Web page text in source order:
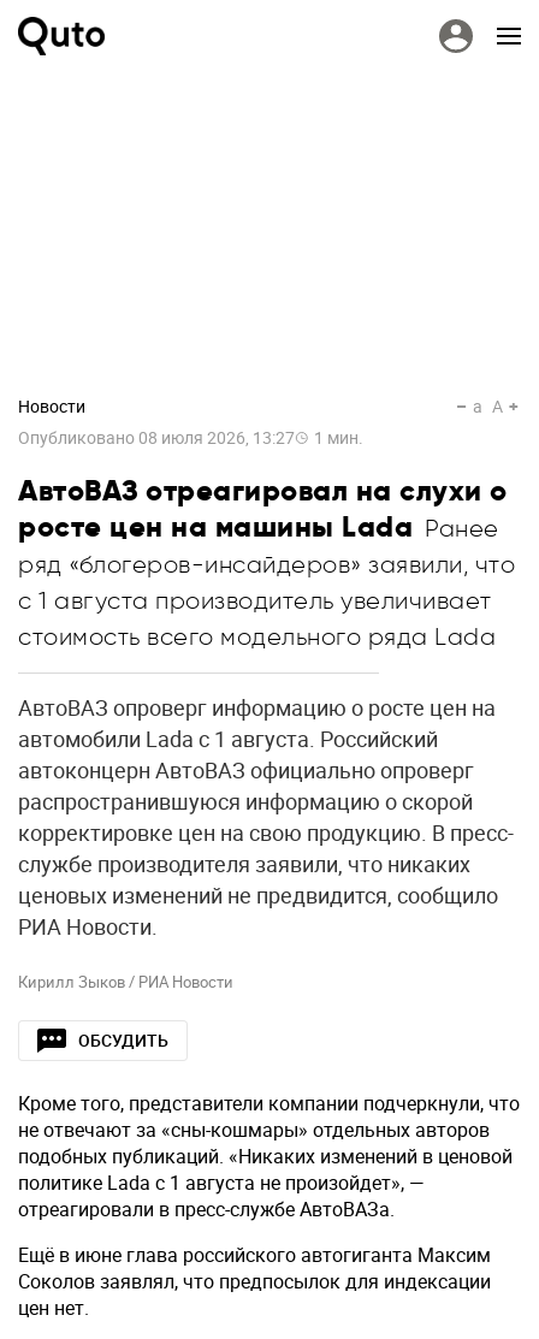
Новости
Опубликовано 08 июля 2026, 13:27 1 мин.
a A
АвтоВАЗ отреагировал на слухи о
росте цен на машины Lada Ранее
ряд «блогеров-инсайдеров» заявили, что
с 1 августа производитель увеличивает
стоимость всего модельного ряда Lada
АвтоВАЗ опроверг информацию о росте цен на
автомобили Lada с 1 августа. Российский
автоконцерн АвтоВАЗ официально опроверг
распространившуюся информацию о скорой
корректировке цен на свою продукцию. В пресс-
службе производителя заявили, что никаких
ценовых изменений не предвидится, сообщило
РИА Новости.
Кирилл Зыков / РИА Новости
ОБСУДИТЬ
Кроме того, представители компании подчеркнули, что
не отвечают за «сны-кошмары» отдельных авторов
подобных публикаций. «Никаких изменений в ценовой
политике Lada с 1 августа не произойдет», —
отреагировали в пресс-службе АвтоВАЗа.
Ещё в июне глава российского автогиганта Максим
Соколов заявлял, что предпосылок для индексации
цен нет.